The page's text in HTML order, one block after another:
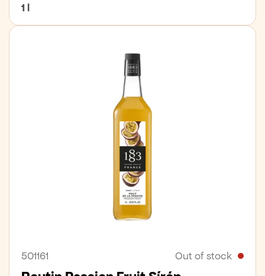
1 l
501161 Out of stock